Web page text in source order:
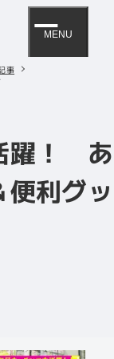
MENU
事
躍！ あ
利グッ